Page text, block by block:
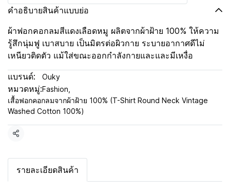
คำอธิบายสินค้าแบบย่อ
ผ้าฟอกคอกลมสีแดงเลือดหมู ผลิตจากผ้าฝ้าย 100% ให้ความ
รู้สึกนุ่มฟู เบาสบาย เป็นมิตรต่อผิวกาย ระบายอากาศดีไม่
เหนียวติดตัว แม้ใส่ขณะออกกำลังกายและและมีเหงื่อ
แบรนด์: Ouky
หมวดหมู่:Fashion
เสื้อฟอกคอกลมจากผ้าฝ้าย 100% (T-Shirt Round Neck Vintage
Washed Cotton 100%)
แชร์
รายละเอียดสินค้า